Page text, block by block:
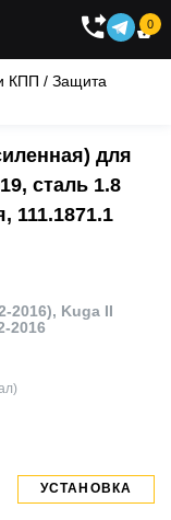

0
КПП /Защита
для
сталь 1.8
111.1871.1
2016), Kuga II
2016
УСТАНОВКА